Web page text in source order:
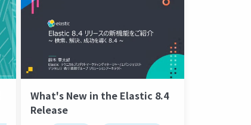
What's New in the Elastic 8.4
Release